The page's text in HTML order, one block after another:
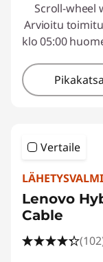
Scroll-wheel
Arvioitu
klo 05:00
Vertaile
Lenovo
Cable